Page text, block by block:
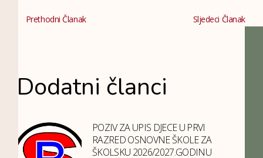
Prethodni Članak Sljedeci Članak
Dodatni članci
POZIV ZA UPIS DJECE U PRVI
RAZRED OSNOVNE ŠKOLE ZA
ŠKOLSKU 2026/2027.GODINU